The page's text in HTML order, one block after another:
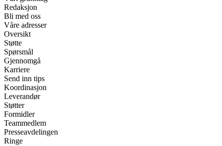
Redaksjon
Bli med oss
Våre adresser
Oversikt
Støtte
Spørsmål
Gjennomgå
Karriere
Send inn tips
Koordinasjon
Leverandør
Støtter
Formidler
Teammedlem
Presseavdelingen
Ringe